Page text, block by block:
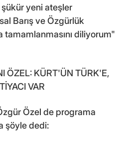
yeni ateşler
Barış ve Özgürlük
tamamlanmasını diliyorum"
ÖZEL: KÜRT'ÜN TÜRK'E,
VAR
Özel de programa
şöyle dedi: